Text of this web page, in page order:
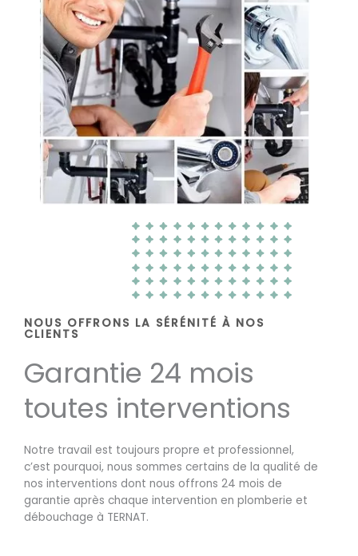
NOUS OFFRONS LA SÉRÉNITÉ À NOS
CLIENTS
Garantie 24 mois
toutes interventions
Notre travail est toujours propre et professionnel,
c’est pourquoi, nous sommes certains de la qualité de
nos interventions dont nous offrons 24 mois de
garantie après chaque intervention en plomberie et
débouchage à TERNAT.